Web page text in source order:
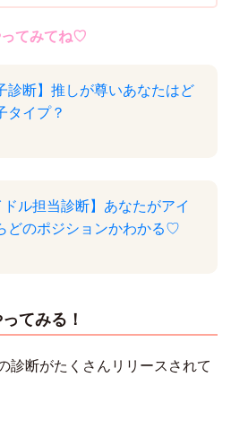
てみてね♡
診断】推しが尊いあなたはど
タイプ？
ドル担当診断】あなたがアイ
どのポジションかわかる♡
てみる！
診断がたくさんリリースされて